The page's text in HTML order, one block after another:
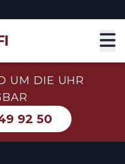
UM DIE UHR
92 50